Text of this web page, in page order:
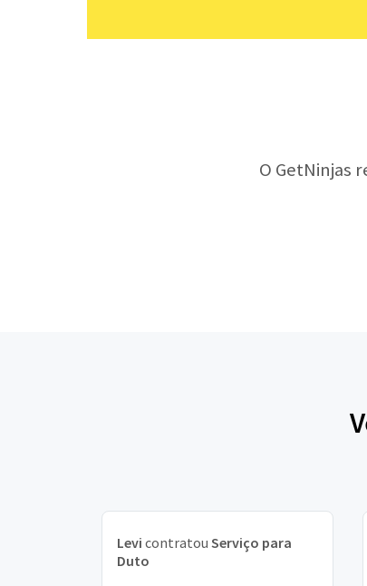
O GetNinjas
Levi contratou Serviço para
Duto